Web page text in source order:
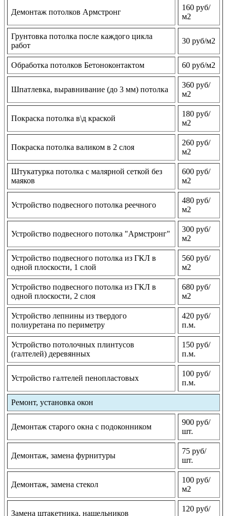
Демонтаж потолков Армстронг
160 руб/
м2
Грунтовка потолка после каждого цикла
работ
30 руб/м2
Обработка потолков Бетоноконтактом 60 руб/м2
Шпатлевка, выравнивание (до 3 мм) потолка
360 руб/
м2
Покраска потолка в\д краской
180 руб/
м2
Покраска потолка валиком в 2 слоя
260 руб/
м2
Штукатурка потолка с малярной сеткой без
маяков
600 руб/
м2
Устройство подвесного потолка реечного
480 руб/
м2
Устройство подвесного потолка "Армстронг"
300 руб/
м2
Устройство подвесного потолка из ГКЛ в
одной плоскости, 1 слой
560 руб/
м2
Устройство подвесного потолка из ГКЛ в
одной плоскости, 2 слоя
680 руб/
м2
Устройство лепнины из твердого
полиуретана по периметру
420 руб/
п.м.
Устройство потолочных плинтусов
(галтелей) деревянных
150 руб/
п.м.
Устройство галтелей пенопластовых
100 руб/
п.м.
Ремонт, установка окон
Демонтаж старого окна с подоконником
900 руб/
шт.
Демонтаж, замена фурнитуры
75 руб/
шт.
Демонтаж, замена стекол
100 руб/
м2
Замена штакетника, нащельников
120 руб/